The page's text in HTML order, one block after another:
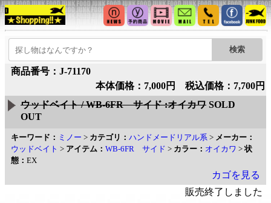
商品番号：J-71170
本体価格：7,000円 税込価格：7,700円
ウッドベイト / WB-6FR サイド :オイカワ SOLD
OUT
キーワード： ミノー > カテゴリ： ハンドメードリアル系 > メーカー：
ウッドベイト > アイテム： WB-6FR サイド > カラー： オイカワ >状
態： EX
カゴを見る
販売終了しました